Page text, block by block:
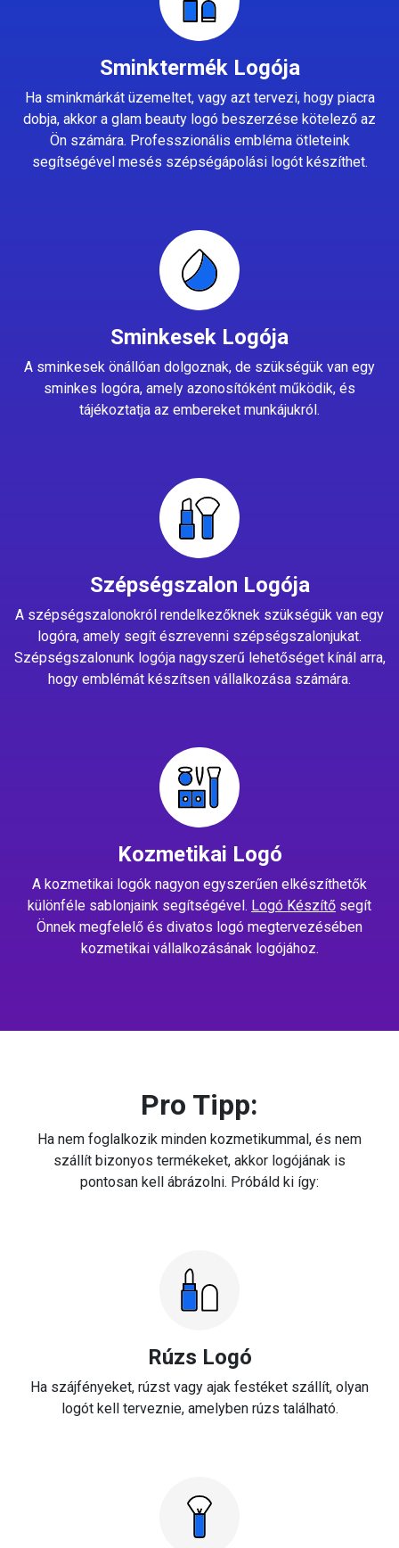
Sminktermék Logója
Ha sminkmárkát üzemeltet, vagy azt tervezi, hogy piacra
dobja, akkor a glam beauty logó beszerzése kötelező az
Ön számára. Professzionális embléma ötleteink
segítségével mesés szépségápolási logót készíthet.
Sminkesek Logója
A sminkesek önállóan dolgoznak, de szükségük van egy
sminkes logóra, amely azonosítóként működik, és
tájékoztatja az embereket munkájukról.
Szépségszalon Logója
A szépségszalonokról rendelkezőknek szükségük van egy
logóra, amely segít észrevenni szépségszalonjukat.
Szépségszalonunk logója nagyszerű lehetőséget kínál arra,
hogy emblémát készítsen vállalkozása számára.
Kozmetikai Logó
A kozmetikai logók nagyon egyszerűen elkészíthetők
különféle sablonjaink segítségével. Logó Készítő segít
Önnek megfelelő és divatos logó megtervezésében
kozmetikai vállalkozásának logójához.
Pro Tipp:
Ha nem foglalkozik minden kozmetikummal, és nem
szállít bizonyos termékeket, akkor logójának is
pontosan kell ábrázolni. Próbáld ki így:
Rúzs Logó
Ha szájfényeket, rúzst vagy ajak festéket szállít, olyan
logót kell terveznie, amelyben rúzs található.